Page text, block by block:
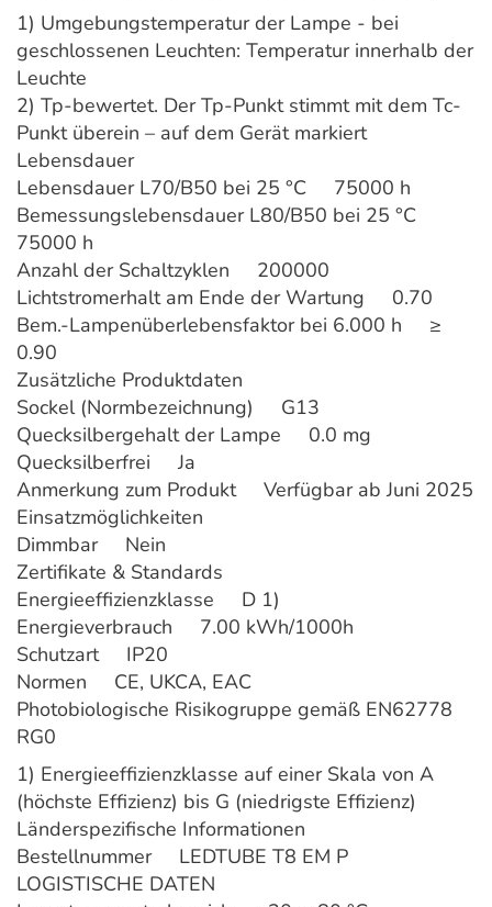
1) Umgebungstemperatur der Lampe - bei
geschlossenen Leuchten: Temperatur innerhalb der
Leuchte
2) Tp-bewertet. Der Tp-Punkt stimmt mit dem Tc-
Punkt überein – auf dem Gerät markiert
Lebensdauer
Lebensdauer L70/B50 bei 25 °C 75000 h
Bemessungslebensdauer L80/B50 bei 25 °C
75000 h
Anzahl der Schaltzyklen 200000
Lichtstromerhalt am Ende der Wartung 0.70
Bem.-Lampenüberlebensfaktor bei 6.000 h ≥
0.90
Zusätzliche Produktdaten
Sockel (Normbezeichnung) G13
Quecksilbergehalt der Lampe 0.0 mg
Quecksilberfrei Ja
Anmerkung zum Produkt Verfügbar ab Juni 2025
Einsatzmöglichkeiten
Dimmbar Nein
Zertifikate & Standards
Energieeffizienzklasse D 1)
Energieverbrauch 7.00 kWh/1000h
Schutzart IP20
Normen CE, UKCA, EAC
Photobiologische Risikogruppe gemäß EN62778
RG0
1) Energieeffizienzklasse auf einer Skala von A
(höchste Effizienz) bis G (niedrigste Effizienz)
Länderspezifische Informationen
Bestellnummer LEDTUBE T8 EM P
LOGISTISCHE DATEN